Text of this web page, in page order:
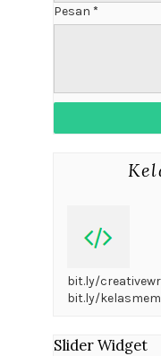
Pesan *
bit.ly/
bit.ly/
Slider Widget